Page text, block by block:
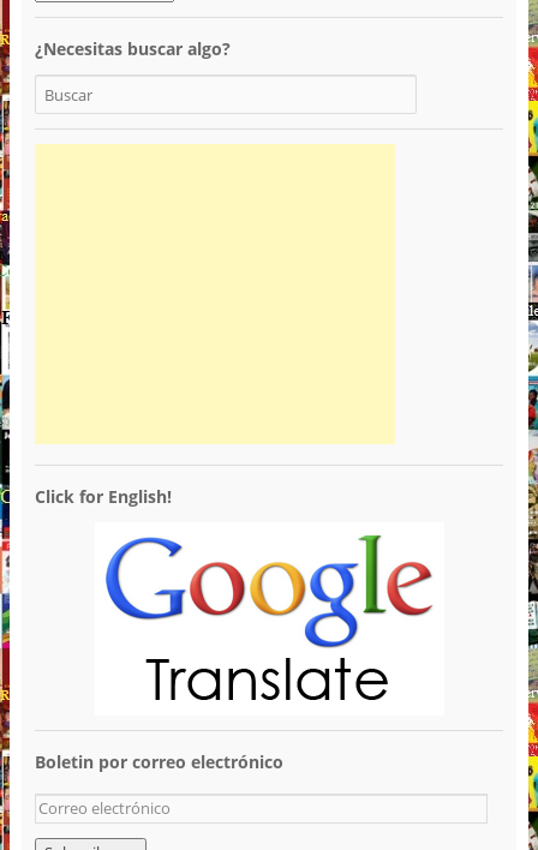
¿Necesitas buscar algo?
Click for English!
Boletin por correo electrónico